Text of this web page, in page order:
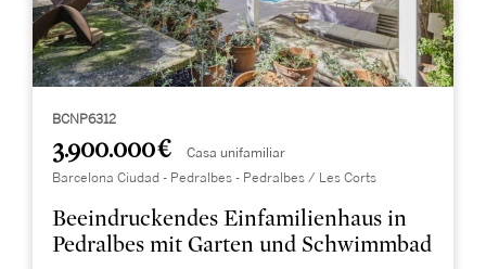
BCNP6312
3.900.000 € Casa unifamiliar
Barcelona Ciudad - Pedralbes - Pedralbes / Les Corts
Beeindruckendes Einfamilienhaus in
Pedralbes mit Garten und Schwimmbad